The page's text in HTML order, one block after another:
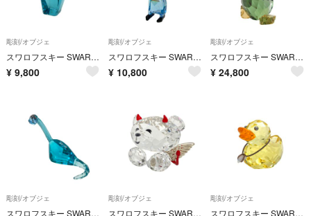
彫刻/オブジェ
スワロフスキー SWAROVSKI Birds on Broadway - Fred オブジェ 置物 1132546 クリア ハゲワシ 鳥 インテリア【中古】
¥ 9,800
彫刻/オブジェ
スワロフスキー SWAROVSKI Emoti Burning Desire クマ オブジェ 置物 1143380 クリア インテリア【中古】
¥ 10,800
彫刻/オブジェ
スワロフスキー SWAROVSKI ラブロッツ Duke アヒル オブジェ 置物 1041298 クリア インテリア グリーン【中古】
¥ 24,800
彫刻/オブジェ
スワロフスキー SWAROVSKI ラブロッツ Dinosaur Brett オブジェ 置物 1143449 クリア インテリア【中古】
彫刻/オブジェ
スワロフスキー SWAROVSKI ラブロッツ ボーベア Bo Bear Naughty but Nice オブジェ 置物 1143382 クリア インテリア【中古】
彫刻/オブジェ
スワロフスキー SWAROVSKI ラブロッツ Sunny Steve オブジェ 置物 1096743 クリア インテリア アヒル【中古】